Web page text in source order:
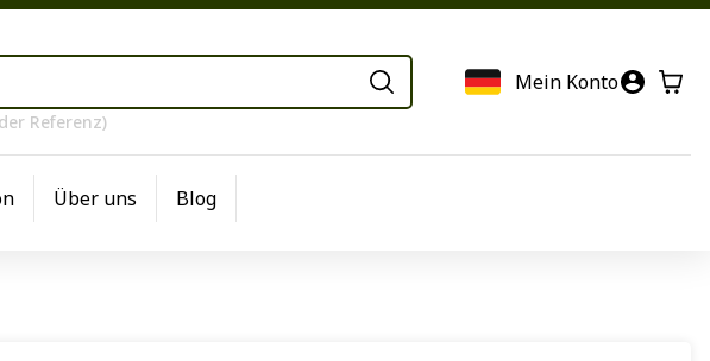
Referenz)
Mein Konto
Über uns Blog